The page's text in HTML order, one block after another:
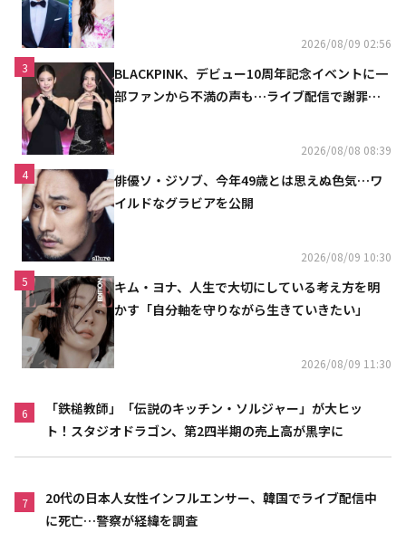
2026/08/09 02:56
3
BLACKPINK、デビュー10周年記念イベントに一
部ファンから不満の声も…ライブ配信で謝罪
2026/08/08 08:39
4
俳優ソ・ジソブ、今年49歳とは思えぬ色気…ワ
イルドなグラビアを公開
2026/08/09 10:30
5
キム・ヨナ、人生で大切にしている考え方を明
かす「自分軸を守りながら生きていきたい」
2026/08/09 11:30
6
「鉄槌教師」「伝説のキッチン・ソルジャー」が大ヒッ
ト！スタジオドラゴン、第2四半期の売上高が黒字に
7
20代の日本人女性インフルエンサー、韓国でライブ配信中
に死亡…警察が経緯を調査